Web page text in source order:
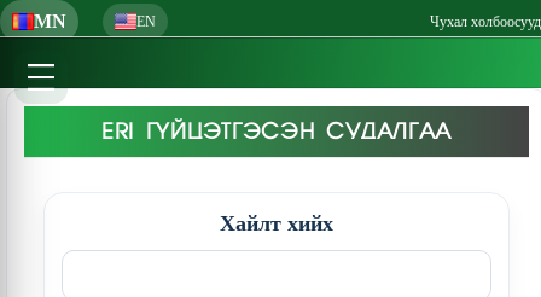
MN EN Чухал холбоосууд
ERI ГҮЙЦЭТГЭСЭН СУДАЛГАА
Хайлт хийх